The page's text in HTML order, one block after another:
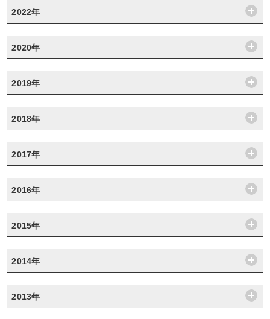
2022年
2020年
2019年
2018年
2017年
2016年
2015年
2014年
2013年